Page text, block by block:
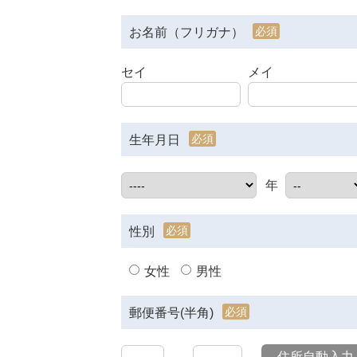
お名前（フリガナ） 必須
セイ メイ
生年月日 必須
年
性別 必須
女性 男性
郵便番号(半角) 必須